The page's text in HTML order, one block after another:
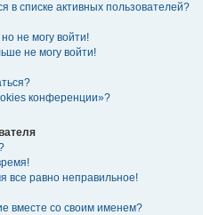
в списке активных пользователей?
не могу войти!
не могу войти!
конференции»?
все равно неправильное!
вместе со своим именем?